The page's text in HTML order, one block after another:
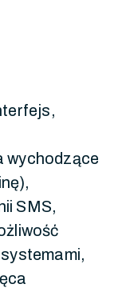
wychodzące
SMS,